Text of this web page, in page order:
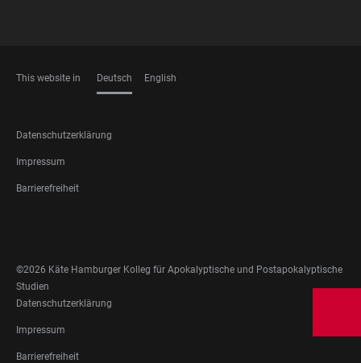
This website in Deutsch English
FOOTER
LEGAL
Datenschutzerklärung
Impressum
Barrierefreiheit
MEDIA
©2026 Käte Hamburger Kolleg für Apokalyptische und Postapokalyptische
Studien
FOOTER
LEGAL
Datenschutzerklärung
Impressum
Barrierefreiheit